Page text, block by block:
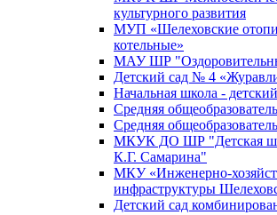
культурного развития
МУП «Шелеховские
котельные»
МАУ ШР
Детский сад № 4
Начальная школа -
Средняя
Средняя
МКУК ДО ШР "Детская
К.Г. Самарина"
МКУ «Инженерно-
инфраструктуры
Детский сад